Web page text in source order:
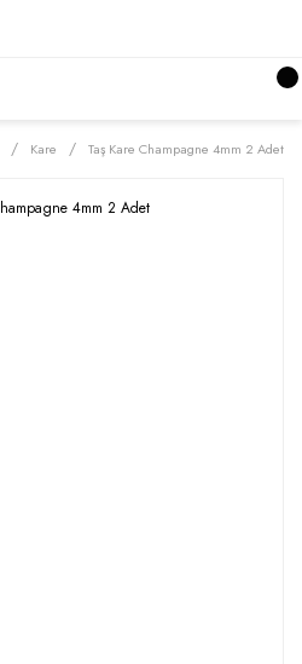
Kare Taş Kare Champagne 4mm 2 Adet